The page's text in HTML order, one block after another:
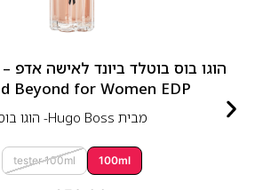
Bottled Beyond for Women EDP
מבית Hugo Boss- הוגו בוס
100ml
tester 100ml